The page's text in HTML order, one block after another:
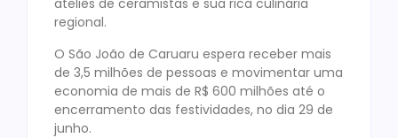
ateliês de ceramistas e sua rica culinária
regional.
O São João de Caruaru espera receber mais
de 3,5 milhões de pessoas e movimentar uma
economia de mais de R$ 600 milhões até o
encerramento das festividades, no dia 29 de
junho.